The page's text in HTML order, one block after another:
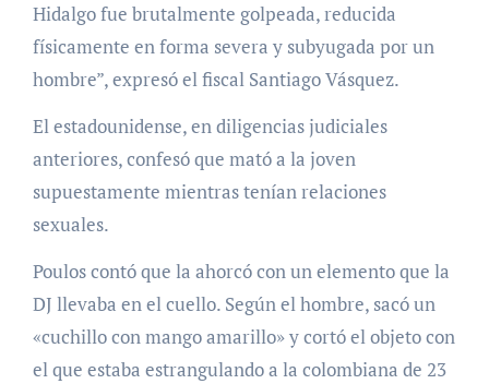
Hidalgo fue brutalmente golpeada, reducida
físicamente en forma severa y subyugada por un
hombre”, expresó el fiscal Santiago Vásquez.
El estadounidense, en diligencias judiciales
anteriores, confesó que mató a la joven
supuestamente mientras tenían relaciones
sexuales.
Poulos contó que la ahorcó con un elemento que la
DJ llevaba en el cuello. Según el hombre, sacó un
«cuchillo con mango amarillo» y cortó el objeto con
el que estaba estrangulando a la colombiana de 23